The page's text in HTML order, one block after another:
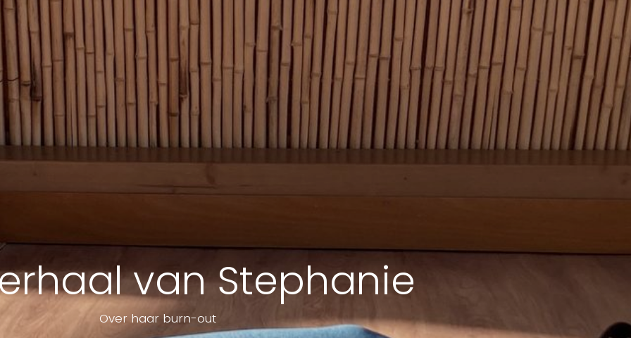
van Stephanie
Over haar burn-out